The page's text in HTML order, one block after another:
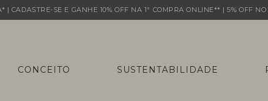
| CADASTRE-SE E GANHE 10% OFF NA 1ª COMPRA ONLINE** | 5% OFF NO
CONCEITO SUSTENTABILIDADE